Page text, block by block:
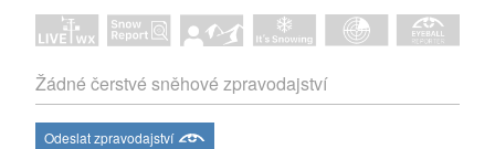
Žádné čerstvé sněhové zpravodajství
Odeslat zpravodajství